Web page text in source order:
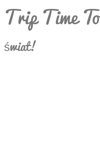
Trip Time To
świat!